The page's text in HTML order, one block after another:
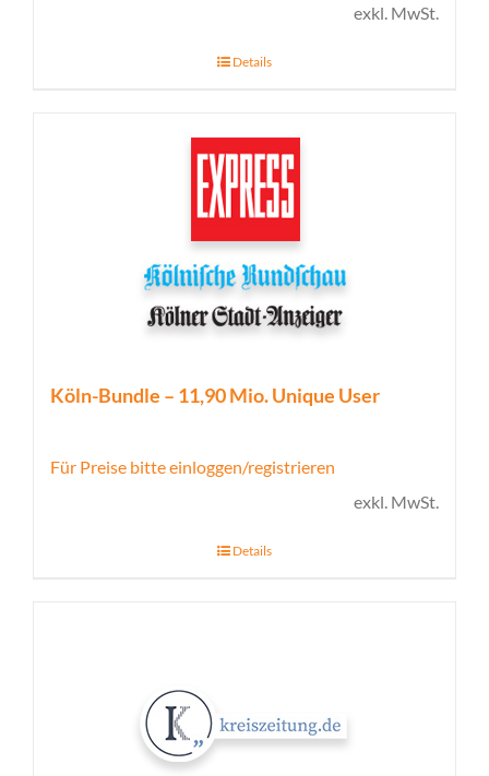
exkl. MwSt.
Details
Köln-Bundle – 11,90 Mio. Unique User
Für Preise bitte einloggen/registrieren
exkl. MwSt.
Details